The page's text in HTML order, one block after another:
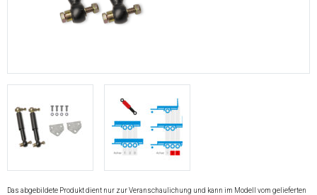
Das abgebildete Produkt dient nur zur Veranschaulichung und kann im Modell vom gelieferten